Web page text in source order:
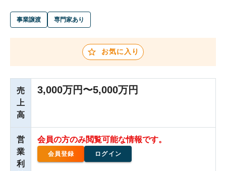
M&A専門家の方へ
事業譲渡 専門家あり
お気に入り
売
上
高
3,000万円〜5,000万円
営
業
利
会員の方のみ閲覧可能な情報です。
会員登録 ログイン